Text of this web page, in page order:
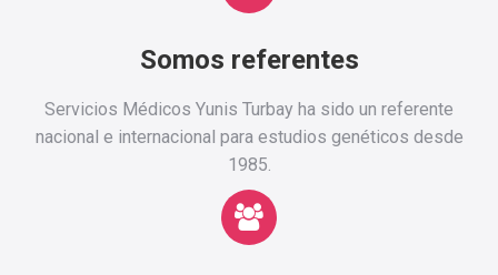
Somos referentes
Servicios Médicos Yunis Turbay ha sido un referente
nacional e internacional para estudios genéticos desde
1985.